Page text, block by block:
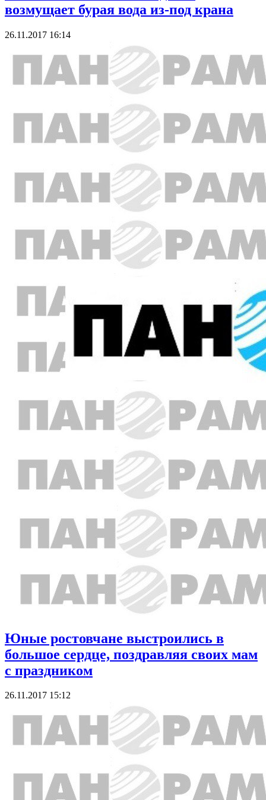
возмущает бурая вода из-под крана
26.11.2017 16:14
Юные ростовчане выстроились в
большое сердце, поздравляя своих мам
с праздником
26.11.2017 15:12